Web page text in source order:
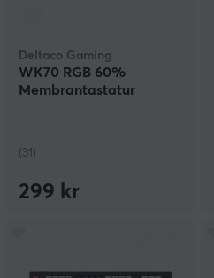
Deltaco Gaming
WK70 RGB 60%
Membrantastatur
(31)
299 kr